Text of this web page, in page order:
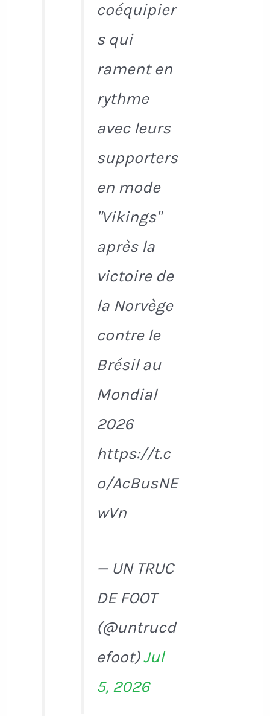
coéquipier
s qui
rament en
rythme
avec leurs
supporters
en mode
"Vikings"
après la
victoire de
la Norvège
contre le
Brésil au
Mondial
2026
https://t.c
o/AcBusNE
wVn
— UN TRUC
DE FOOT
(@untrucd
efoot)Jul
5, 2026